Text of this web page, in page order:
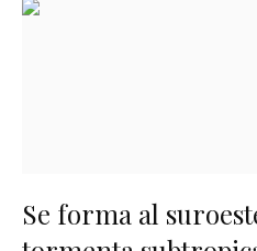
Se forma al